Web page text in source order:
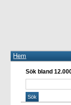
Hem
Sök bland